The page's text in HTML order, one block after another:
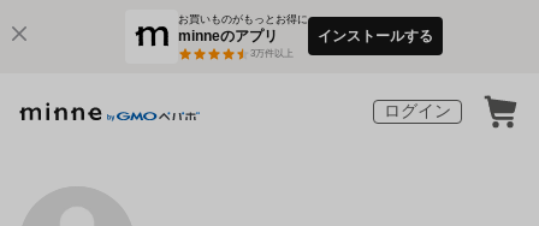
お買いものがもっとお得に
minneのアプリ
3万件以上
インストールする
ログイン